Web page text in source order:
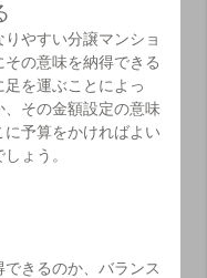
やすい分譲マンショ
の意味を納得できる
を運ぶことによっ
その金額設定の意味
予算をかければよい
ょう。
きるのか、バランス